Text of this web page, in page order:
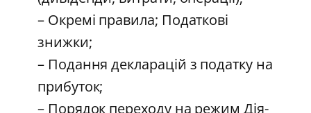
– Окремі правила; Податкові
знижки;
– Подання декларацій з податку на
прибуток;
– Порядок переходу на режим Дія-